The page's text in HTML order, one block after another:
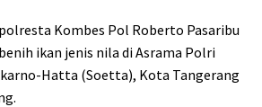
Kombes Pol Roberto Pasaribu
ikan jenis nila di Asrama Polri
Hatta (Soetta), Kota Tangerang